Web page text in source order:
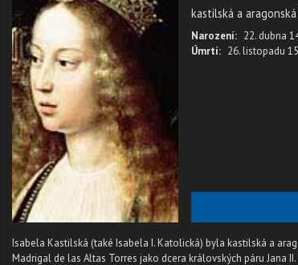
kastilská a
Narození: 22. dubna
Úmrtí: 26. listopadu
Isabela Kastilská (také Isabela I. Katolická) byla kastilská a
Madrigal de las Altas Torres jako dcera královských páru Jana